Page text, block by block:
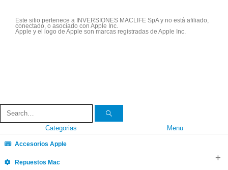
Este sitio pertenece a INVERSIONES MACLIFE SpA y no está afiliado,
conectado, o asociado con Apple Inc.
Apple y el logo de Apple son marcas registradas de Apple Inc.
Categorias Menu
Accesorios Apple
Repuestos Mac